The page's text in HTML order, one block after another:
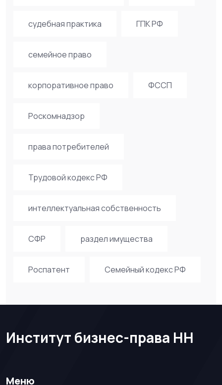
судебная практика ГПК РФ
семейное право
корпоративное право ФССП
Роскомнадзор
права потребителей
Трудовой кодекс РФ
интеллектуальная собственность
СФР раздел имущества
Роспатент Семейный кодекс РФ
Институт бизнес-права НН
Меню